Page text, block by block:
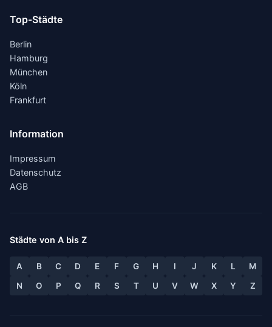
Top-Städte
Berlin
Hamburg
München
Köln
Frankfurt
Information
Impressum
Datenschutz
AGB
Städte von A bis Z
A B C D E F G H I J K L
M
N
O P Q R S T U V W X Y Z